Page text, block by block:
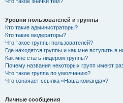
Уровни пользователей и группы
Кто такие администраторы?
Кто такие модераторы?
Что такое группы пользователей?
Где находятся группы и как мне вступить в
Как мне стать лидером группы?
Почему названия некоторых групп имеют
Что такое группа по умолчанию?
Что означает ссылка «Наша команда»?
Личные сообщения